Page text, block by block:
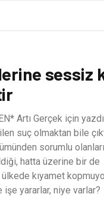
sessiz
Artı Gerçek için
suç olmaktan bile
sorumlu
hatta üzerine bir de
kıyamet
yararlar, niye varlar?